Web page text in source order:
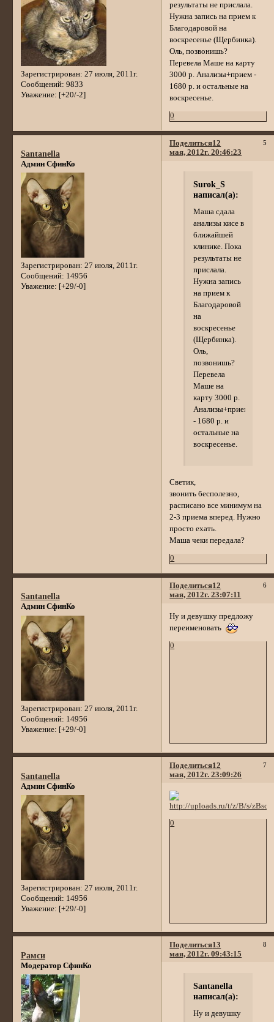
Зарегистрирован: 27 июля, 2011г.
Сообщений: 9833
Уважение: [+20/-2]
результаты не прислала.
Нужна запись на прием к
Благодаровой на
воскресенье (Щербинка).
Оль, позвонишь?
Перевела Маше на карту
3000 р. Анализы+прием -
1680 р. и остальные на
воскресенье.
0
Поделиться 5
12
мая, 2012г. 20:46:23
Santanella
Админ СфинКо
Зарегистрирован: 27 июля, 2011г.
Сообщений: 14956
Уважение: [+29/-0]
Surok_S
написал(а):
Маша сдала
анализы кисе в
ближайшей
клинике. Пока
результаты не
прислала.
Нужна запись
на прием к
Благодаровой
на
воскресенье
(Щербинка).
Оль,
позвонишь?
Перевела
Маше на
карту 3000 р.
Анализы+прием
- 1680 р. и
остальные на
воскресенье.
Светик,
звонить бесполезно,
расписано все минимум на
2-3 приема вперед. Нужно
просто ехать.
Маша чеки передала?
0
Поделиться 6
12
мая, 2012г. 23:07:11
Santanella
Админ СфинКо
Зарегистрирован: 27 июля, 2011г.
Сообщений: 14956
Уважение: [+29/-0]
Ну и девушку предложу
переименовать
0
Поделиться 7
12
мая, 2012г. 23:09:26
Santanella
Админ СфинКо
Зарегистрирован: 27 июля, 2011г.
Сообщений: 14956
Уважение: [+29/-0]
0
Поделиться 8
13
мая, 2012г. 09:43:15
Рамси
Модератор СфинКо
Santanella
написал(а):
Ну и девушку